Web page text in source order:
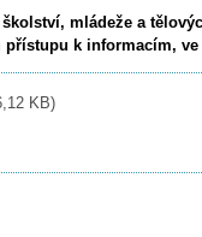
mládeže a
přístupu k informacím,
KB)